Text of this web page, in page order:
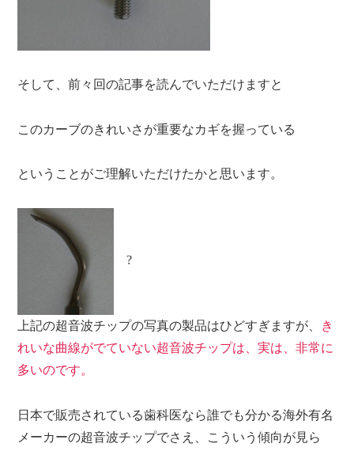
そして、前々回の記事を読んでいただけますと
このカーブのきれいさが重要なカギを握っている
ということがご理解いただけたかと思います。
?
上記の超音波チップの写真の製品はひどすぎますが、 き
れいな曲線がでていない超音波チップは、実は、非常に
多いのです。
日本で販売されている歯科医なら誰でも分かる海外有名
メーカーの超音波チップでさえ、こういう傾向が見ら